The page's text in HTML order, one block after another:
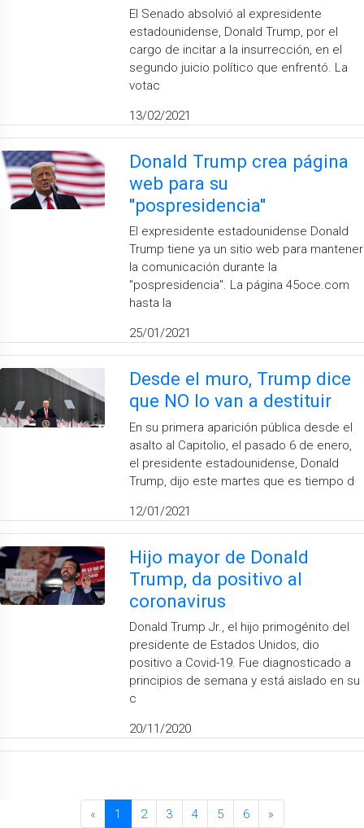
El Senado absolvió al expresidente
estadounidense, Donald Trump, por el
cargo de incitar a la insurrección, en el
segundo juicio político que enfrentó. La
votac
13/02/2021
Donald Trump crea página
web para su
''pospresidencia''
El expresidente estadounidense Donald
Trump tiene ya un sitio web para mantener
la comunicación durante la
''pospresidencia''. La página 45oce.com
hasta la
25/01/2021
Desde el muro, Trump dice
que NO lo van a destituir
En su primera aparición pública desde el
asalto al Capitolio, el pasado 6 de enero,
el presidente estadounidense, Donald
Trump, dijo este martes que es tiempo d
12/01/2021
Hijo mayor de Donald
Trump, da positivo al
coronavirus
Donald Trump Jr., el hijo primogénito del
presidente de Estados Unidos, dio
positivo a Covid-19. Fue diagnosticado a
principios de semana y está aislado en su
c
20/11/2020
« 1 2 3 4 5 6 »